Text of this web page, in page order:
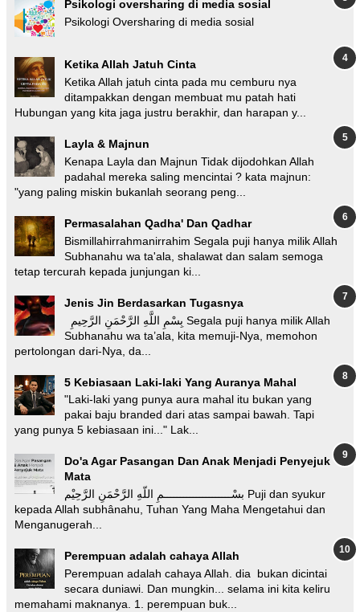
Psikologi oversharing di media sosial
Psikologi Oversharing di media sosial
Ketika Allah Jatuh Cinta
Ketika Allah jatuh cinta pada mu cemburu nya
ditampakkan dengan membuat mu patah hati
Hubungan yang kita jaga justru berakhir, dan harapan y...
Layla & Majnun
Kenapa Layla dan Majnun Tidak dijodohkan Allah
padahal mereka saling mencintai ? kata majnun:
"yang paling miskin bukanlah seorang peng...
Permasalahan Qadha' Dan Qadhar
Bismillahirrahmanirrahim Segala puji hanya milik Allah
Subhanahu wa ta'ala, shalawat dan salam semoga
tetap tercurah kepada junjungan ki...
Jenis Jin Berdasarkan Tugasnya
Subhanahu wa ta’ala, kita memuji-Nya, memohon
pertolongan dari-Nya, da...
5 Kebiasaan Laki-laki Yang Auranya Mahal
"Laki-laki yang punya aura mahal itu bukan yang
pakai baju branded dari atas sampai bawah. Tapi
yang punya 5 kebiasaan ini..." Lak...
Do'a Agar Pasangan Dan Anak Menjadi Penyejuk
Mata
بسْـــــــــــــــــــــمِ اللّهِ الرَّحْمَنِ الرَّحِيْم Puji dan syukur
kepada Allah subhânahu, Tuhan Yang Maha Mengetahui dan
Menganugerah...
Perempuan adalah cahaya Allah
Perempuan adalah cahaya Allah. dia bukan dicintai
secara duniawi. Dan mungkin... selama ini kita keliru
memahami maknanya. 1. perempuan buk...